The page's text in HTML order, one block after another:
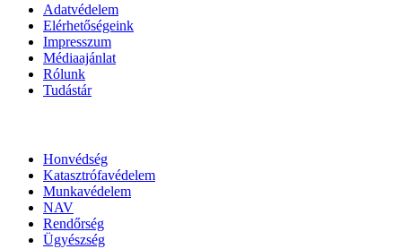
Adatvédelem
Elérhetőségeink
Impresszum
Médiaajánlat
Rólunk
Tudástár
Honvédség
Katasztrófavédelem
Munkavédelem
NAV
Rendőrség
Ügyészség